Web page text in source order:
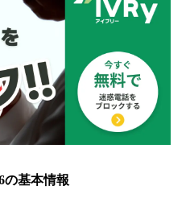
の基本情報